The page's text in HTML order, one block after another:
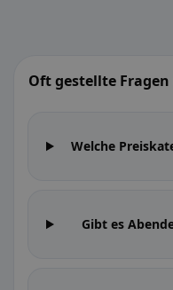
Oft gestellte
Welche
Gibt es